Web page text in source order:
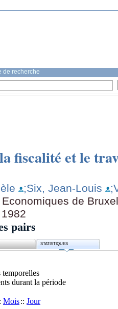
de recherche
fiscalité et le
;Six, Jean-Louis
de
pairs
STATISTIQUES